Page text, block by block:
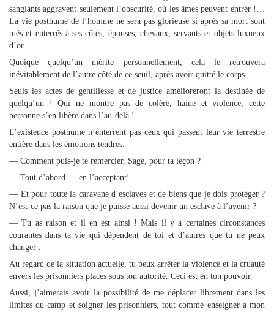
sanglants aggravent seulement l’obscurité, où les âmes peuvent entrer !…
La vie posthume de l’homme ne sera pas glorieuse si après sa mort sont
tués et enterrés à ses côtés, épouses, chevaux, servants et objets luxueux
d’or.
Quoique quelqu’un mérite personnellement, cela le retrouvera
inévitablement de l’autre côté de ce seuil, après avoir quitté le corps.
Seuls les actes de gentillesse et de justice amélioreront la destinée de
quelqu’un ! Qui ne montre pas de colère, haine et violence, cette
personne s’en libère dans l’au-delà !
L’existence posthume n’enterrent pas ceux qui passent leur vie terrestre
entière dans les émotions tendres.
— Comment puis-je te remercier, Sage, pour ta leçon ?
— Tout d’abord — en l’acceptant!
— Et pour toute la caravane d’esclaves et de biens que je dois protéger ?
N’est-ce pas la raison que je puisse aussi devenir un esclave à l’avenir ?
— Tu as raison et il en est ainsi ! Mais il y a certaines circonstances
courantes dans ta vie qui dépendent de toi et d’autres que tu ne peux
changer .
Au regard de la situation actuelle, tu peux arrêter la violence et la cruauté
envers les prisonniers placés sous ton autorité. Ceci est en ton pouvoir.
Aussi, j’aimerais avoir la possibilité de me déplacer librement dans les
limites du camp et soigner les prisonniers, tout comme enseigner à mon